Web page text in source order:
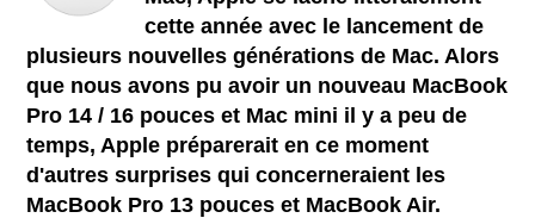
cette année avec le lancement de
plusieurs nouvelles générations de Mac. Alors
que nous avons pu avoir un nouveau MacBook
Pro 14 / 16 pouces et Mac mini il y a peu de
temps, Apple préparerait en ce moment
d'autres surprises qui concerneraient les
MacBook Pro 13 pouces et MacBook Air.